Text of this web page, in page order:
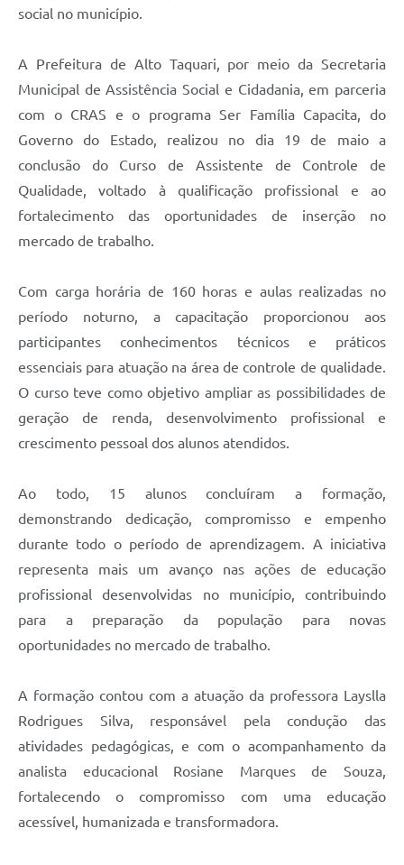
social no município.
A Prefeitura de Alto Taquari, por meio da Secretaria
Municipal de Assistência Social e Cidadania, em parceria
com o CRAS e o programa Ser Família Capacita, do
Governo do Estado, realizou no dia 19 de maio a
conclusão do Curso de Assistente de Controle de
Qualidade, voltado à qualificação profissional e ao
fortalecimento das oportunidades de inserção no
mercado de trabalho.
Com carga horária de 160 horas e aulas realizadas no
período noturno, a capacitação proporcionou aos
participantes conhecimentos técnicos e práticos
essenciais para atuação na área de controle de qualidade.
O curso teve como objetivo ampliar as possibilidades de
geração de renda, desenvolvimento profissional e
crescimento pessoal dos alunos atendidos.
Ao todo, 15 alunos concluíram a formação,
demonstrando dedicação, compromisso e empenho
durante todo o período de aprendizagem. A iniciativa
representa mais um avanço nas ações de educação
profissional desenvolvidas no município, contribuindo
para a preparação da população para novas
oportunidades no mercado de trabalho.
A formação contou com a atuação da professora Layslla
Rodrigues Silva, responsável pela condução das
atividades pedagógicas, e com o acompanhamento da
analista educacional Rosiane Marques de Souza,
fortalecendo o compromisso com uma educação
acessível, humanizada e transformadora.